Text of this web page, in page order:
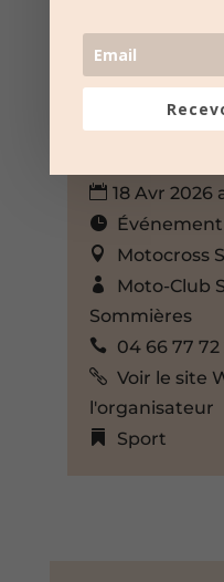
18 Avr 2026
Motocross
Moto-Club
Sommières
04 66 77 72
Voir le site
l'organisateur
Sport